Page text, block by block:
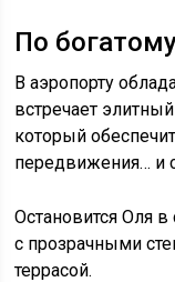
По
В аэропорту
встречает
который
передвижения… и
Остановится Оля
с прозрачными
террасой.